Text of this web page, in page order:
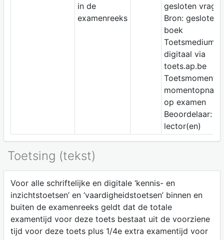
in de
examenreeks
gesloten
Bron: gesloten
boek
Toetsmedium:
digitaal via
toets.ap.be
Toetsmoment:
op examen
Beoordelaar:
lector(en)
Toetsing (tekst)
Voor alle schriftelijke en digitale ‘kennis- en
inzichtstoetsen’ en ‘vaardigheidstoetsen’ binnen en
buiten de examenreeks geldt dat de totale
examentijd voor deze toets bestaat uit de voorziene
tijd voor deze toets plus 1/4e extra examentijd voor